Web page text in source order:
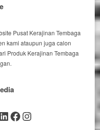
Pusat Kerajinan Tembaga
kami ataupun juga calon
Produk Kerajinan Tembaga
LinkedIn
Facebook
Instagram